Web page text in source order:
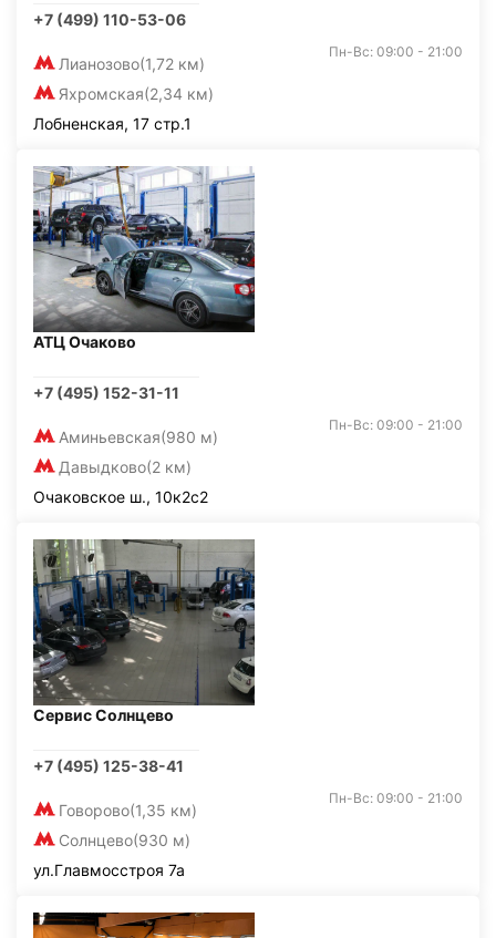
+7 (499) 110-53-06
Лианозово(1,72 км)
Яхромская(2,34 км)
Пн-Вс: 09:00 - 21:00
Лобненская, 17 стр.1
АТЦ Очаково
+7 (495) 152-31-11
Аминьевская(980 м)
Давыдково(2 км)
Пн-Вс: 09:00 - 21:00
Очаковское ш., 10к2с2
Сервис Солнцево
+7 (495) 125-38-41
Говорово(1,35 км)
Солнцево(930 м)
Пн-Вс: 09:00 - 21:00
ул.Главмосстроя 7а